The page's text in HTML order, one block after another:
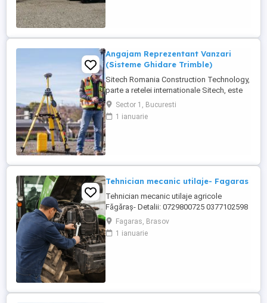
Angajam Reprezentant Vanzari
(Sisteme Ghidare Trimble)
Sitech Romania Construction Technology,
parte a retelei internationale Sitech, este
unicul dealer Trimble pentru sisteme de
ghidare automata a utilajelor de
constructii si topografie de santier, pe
Sector 1, Bucuresti
1 ianuarie
Tehnician mecanic utilaje- Fagaras
Tehnician mecanic utilaje agricole
Făgăraș- Detalii: 0729800725 0377102598
Locație: Făgăraș, județul Brașov Program:
Luni Vineri, 08:00 17:00 Despre rol Căutăm
un tehnician pentru utilaje agricole,
Fagaras, Brasov
1 ianuarie